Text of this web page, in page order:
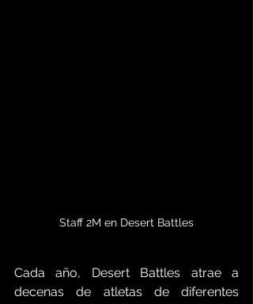
Staff 2M en Desert Battles
Cada año, Desert Battles atrae a
decenas de atletas de diferentes